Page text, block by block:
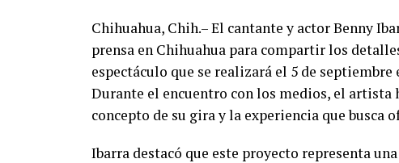
Chihuahua, Chih.– El cantante y actor Benny
prensa en Chihuahua para compartir los
espectáculo que se realizará el 5 de
Durante el encuentro con los medios, el artista
concepto de su gira y la experiencia que busca
Ibarra destacó que este proyecto representa